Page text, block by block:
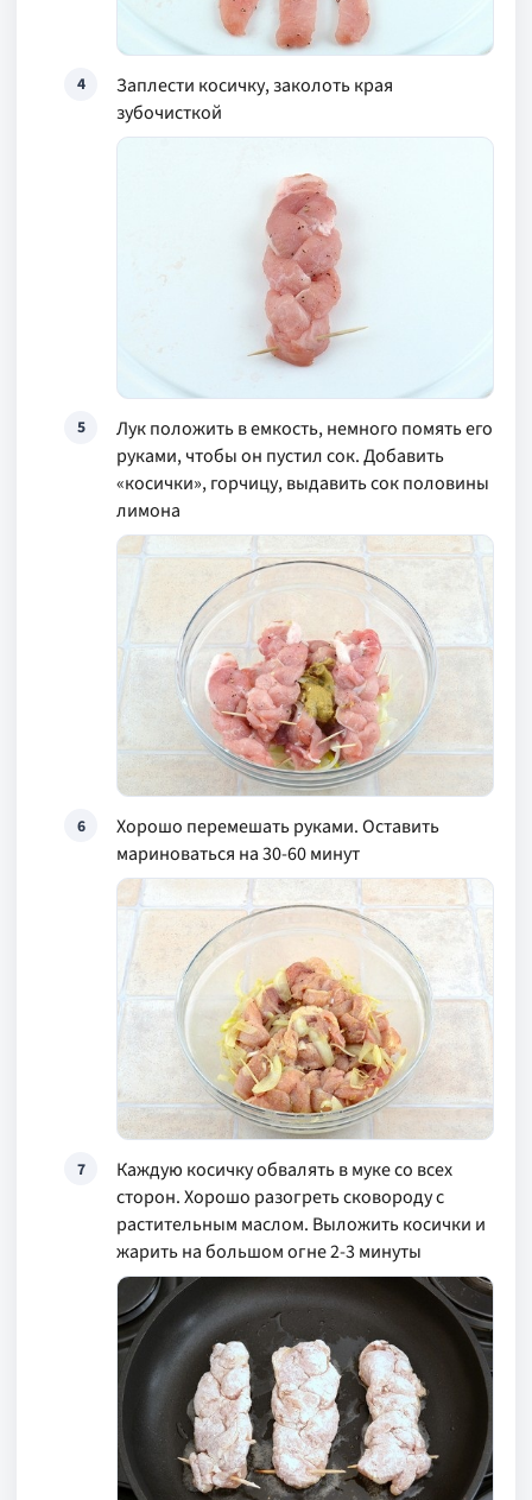
4
Заплести косичку, заколоть края
зубочисткой
5
Лук положить в емкость, немного помять его
руками, чтобы он пустил сок. Добавить
«косички», горчицу, выдавить сок половины
лимона
6
Хорошо перемешать руками. Оставить
мариноваться на 30-60 минут
7
Каждую косичку обвалять в муке со всех
сторон. Хорошо разогреть сковороду с
растительным маслом. Выложить косички и
жарить на большом огне 2-3 минуты